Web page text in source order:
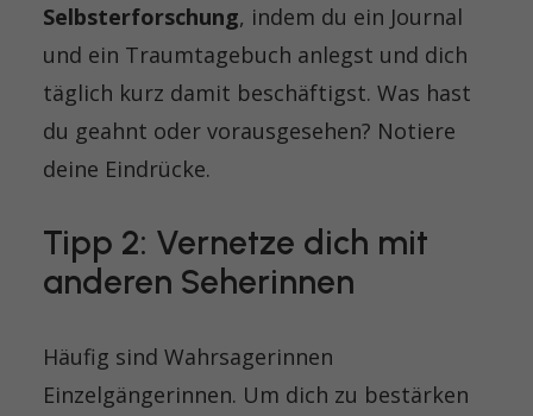
Selbsterforschung, indem du ein Journal
und ein Traumtagebuch anlegst und dich
täglich kurz damit beschäftigst. Was hast
du geahnt oder vorausgesehen? Notiere
deine Eindrücke.
Tipp 2: Vernetze dich mit
anderen Seherinnen
Häufig sind Wahrsagerinnen
Einzelgängerinnen. Um dich zu bestärken